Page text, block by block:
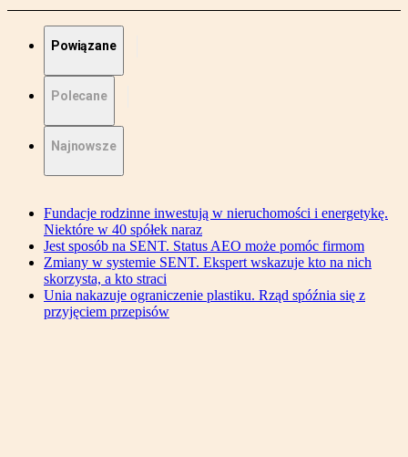
Powiązane
Polecane
Najnowsze
Fundacje rodzinne inwestują w nieruchomości i energetykę.
Niektóre w 40 spółek naraz
Jest sposób na SENT. Status AEO może pomóc firmom
Zmiany w systemie SENT. Ekspert wskazuje kto na nich
skorzysta, a kto straci
Unia nakazuje ograniczenie plastiku. Rząd spóźnia się z
przyjęciem przepisów